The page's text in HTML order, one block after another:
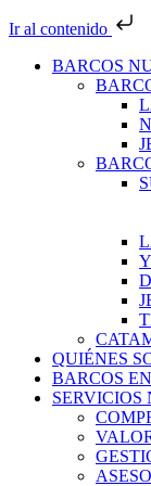
Ir al contenido
BARCOS
QUIÉNES
BARCOS
SERVICIOS